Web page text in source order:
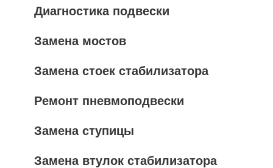
Диагностика подвески
Замена мостов
Замена стоек стабилизатора
Ремонт пневмоподвески
Замена ступицы
Замена втулок стабилизатора